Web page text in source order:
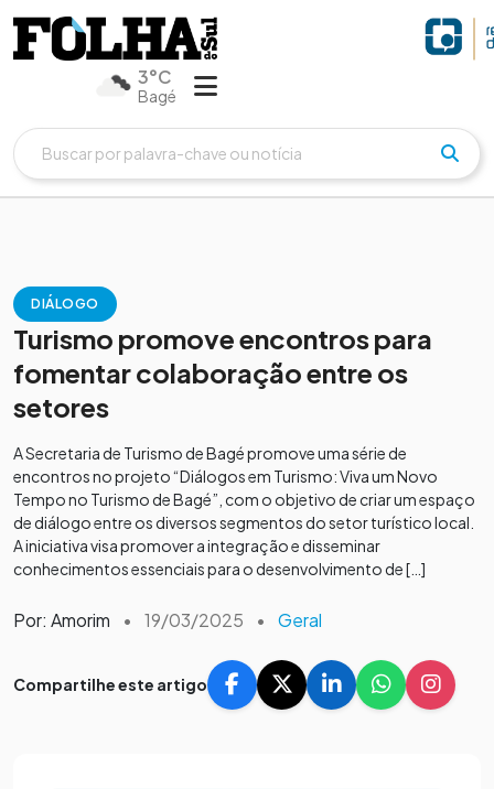
3°C
Bagé
DIÁLOGO
Turismo promove encontros para
fomentar colaboração entre os
setores
A Secretaria de Turismo de Bagé promove uma série de
encontros no projeto “Diálogos em Turismo: Viva um Novo
Tempo no Turismo de Bagé”, com o objetivo de criar um espaço
de diálogo entre os diversos segmentos do setor turístico local.
A iniciativa visa promover a integração e disseminar
conhecimentos essenciais para o desenvolvimento de […]
Por: Amorim • 19/03/2025 • Geral
Compartilhe este artigo